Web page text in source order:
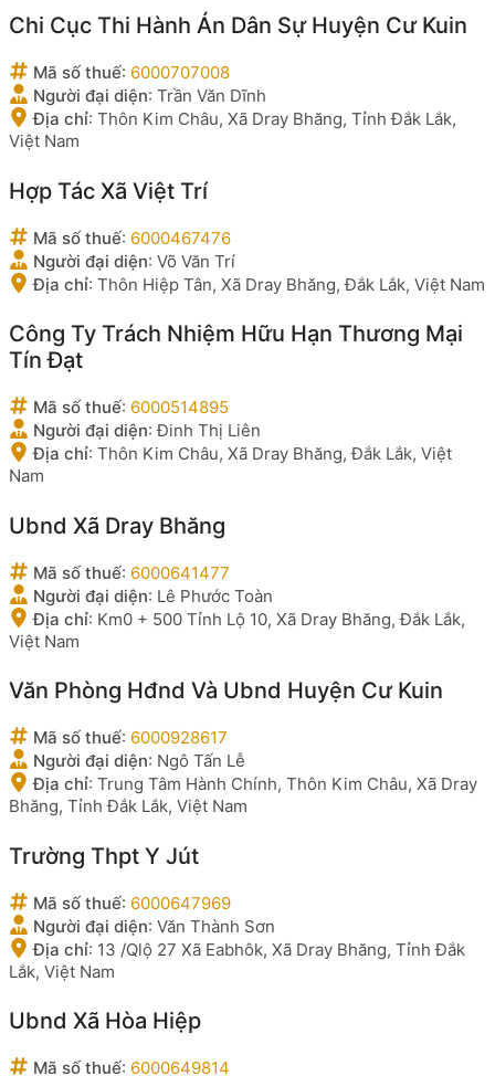
Chi Cục Thi Hành Án Dân Sự Huyện Cư Kuin
Mã số thuế: 6000707008
Người đại diện: Trần Văn Dĩnh
Địa chỉ: Thôn Kim Châu, Xã Dray Bhăng, Tỉnh Đắk Lắk,
Việt Nam
Hợp Tác Xã Việt Trí
Mã số thuế: 6000467476
Người đại diện: Võ Văn Trí
Địa chỉ: Thôn Hiệp Tân, Xã Dray Bhăng, Đắk Lắk, Việt Nam
Công Ty Trách Nhiệm Hữu Hạn Thương Mại
Tín Đạt
Mã số thuế: 6000514895
Người đại diện:Đinh Thị Liên
Địa chỉ: Thôn Kim Châu, Xã Dray Bhăng, Đắk Lắk, Việt
Nam
Ubnd Xã Dray Bhăng
Mã số thuế: 6000641477
Người đại diện: Lê Phước Toàn
Địa chỉ: Km0 + 500 Tỉnh Lộ 10, Xã Dray Bhăng, Đắk Lắk,
Việt Nam
Văn Phòng Hđnd Và Ubnd Huyện Cư Kuin
Mã số thuế: 6000928617
Người đại diện: Ngô Tấn Lễ
Địa chỉ: Trung Tâm Hành Chính, Thôn Kim Châu, Xã Dray
Bhăng, Tỉnh Đắk Lắk, Việt Nam
Trường Thpt Y Jút
Mã số thuế: 6000647969
Người đại diện: Văn Thành Sơn
Địa chỉ: 13 /Qlộ 27 Xã Eabhôk, Xã Dray Bhăng, Tỉnh Đắk
Lắk, Việt Nam
Ubnd Xã Hòa Hiệp
Mã số thuế: 6000649814